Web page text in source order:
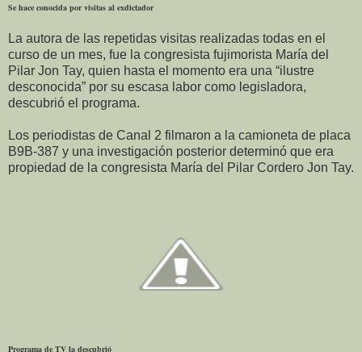
Se hace conocida por visitas al exdictador
La autora de las repetidas visitas realizadas todas en el
curso de un mes, fue la congresista fujimorista María del
Pilar Jon Tay, quien hasta el momento era una “ilustre
desconocida” por su escasa labor como legisladora,
descubrió el programa.
Los periodistas de Canal 2 filmaron a la camioneta de placa
B9B-387 y una investigación posterior determinó que era
propiedad de la congresista María del Pilar Cordero Jon Tay.
Programa de TV la descubrió